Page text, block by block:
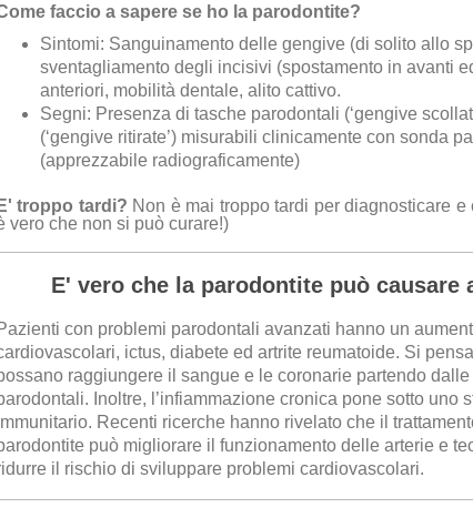
faccio a sapere se ho la parodontite?
Sintomi: Sanguinamento delle gengive (di solito allo
sventagliamento degli incisivi (spostamento in avanti
anteriori, mobilità dentale, a lito cattivo.
Segni: Presenza di tasche parodontali (‘gengive
(‘gengive ritirate’) misurabili clinicamente con sonda
(apprezzabile radiograficamente)
E' troppo tardi? Non è mai troppo tardi per diagnosticare
vero che non si può curare!)
E' vero che la parodontite può causare
con problemi parodontali avanzati hanno un
ictus, diabete ed artrite reumatoide. Si
raggiungere il sangue e le coronarie partendo dalle
Inoltre, l’infiammazione cronica pone sotto uno
Recenti ricerche hanno rivelato che il
può migliorare il funzionamento delle arterie e
il rischio di sviluppare problemi cardiovascolari.